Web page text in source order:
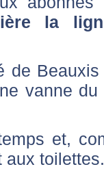
la
de
vanne
et,
aux toilettes.